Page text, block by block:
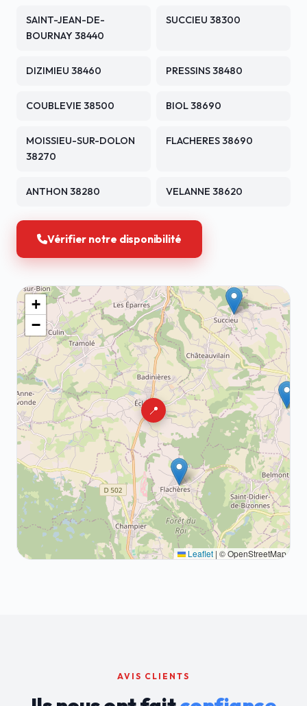
SAINT-JEAN-DE-
BOURNAY 38440
SUCCIEU 38300
DIZIMIEU 38460 PRESSINS 38480
COUBLEVIE 38500 BIOL 38690
MOISSIEU-SUR-DOLON
38270
FLACHERES 38690
ANTHON 38280 VELANNE 38620
Vérifier notre disponibilité
📍
+
−
Leaflet | © OpenStreetMap
AVIS CLIENTS